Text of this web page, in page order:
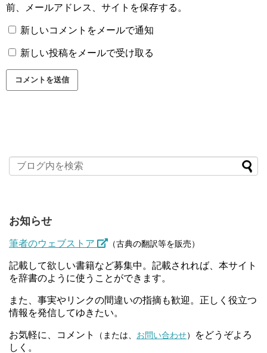
前、メールアドレス、サイトを保存する。
新しいコメントをメールで通知
新しい投稿をメールで受け取る
お知らせ
筆者のウェブストア （古典の翻訳等を販売）
記載して欲しい書籍など募集中。記載されれば、本サイト
を辞書のように使うことができます。
また、事実やリンクの間違いの指摘も歓迎。正しく役立つ
情報を発信してゆきたい。
お気軽に、コメント （または、 お問い合わせ）
をどうぞよろ
しく。